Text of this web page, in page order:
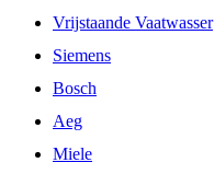
Vrijstaande Vaatwasser
Siemens
Bosch
Aeg
Miele